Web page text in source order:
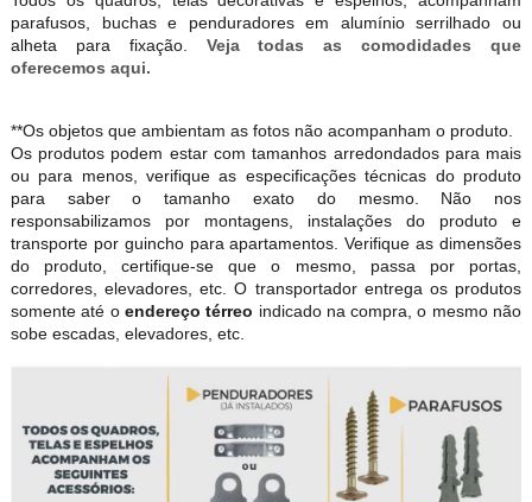
parafusos, buchas e penduradores em alumínio serrilhado ou
alheta para fixação. Veja todas as comodidades que
oferecemos aqui.
**Os objetos que ambientam as fotos não acompanham o produto.
Os produtos podem estar com tamanhos arredondados para mais
ou para menos, verifique as especificações técnicas do produto
para saber o tamanho exato do mesmo. Não nos
responsabilizamos por montagens, instalações do produto e
transporte por guincho para apartamentos. Verifique as dimensões
do produto, certifique-se que o mesmo, passa por portas,
corredores, elevadores, etc. O transportador entrega os produtos
somente até o endereço térreo indicado na compra, o mesmo não
sobe escadas, elevadores, etc.